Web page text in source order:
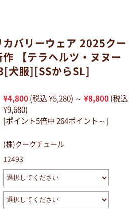
カバリーウェア 2025クー
【テラヘルツ・ヌヌー
犬服][SSからSL]
¥4,800 (税込 ¥5,280) ～ ¥8,800 (税込
¥9,680)
[ポイント5倍中 264ポイント～]
(株)クークチュール
12493